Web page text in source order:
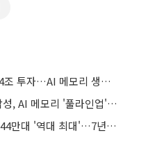
SK하이닉스, 용인·청주에 54조 투자…AI 메모리 생산기지 키운다
D램·낸드 모두 세계 1위…삼성, AI 메모리 '풀라인업'으로 승부
갤럭시 Z 폴드8, 사전판매 144만대 '역대 최대'…7년만에 갤노트10 기록 넘어